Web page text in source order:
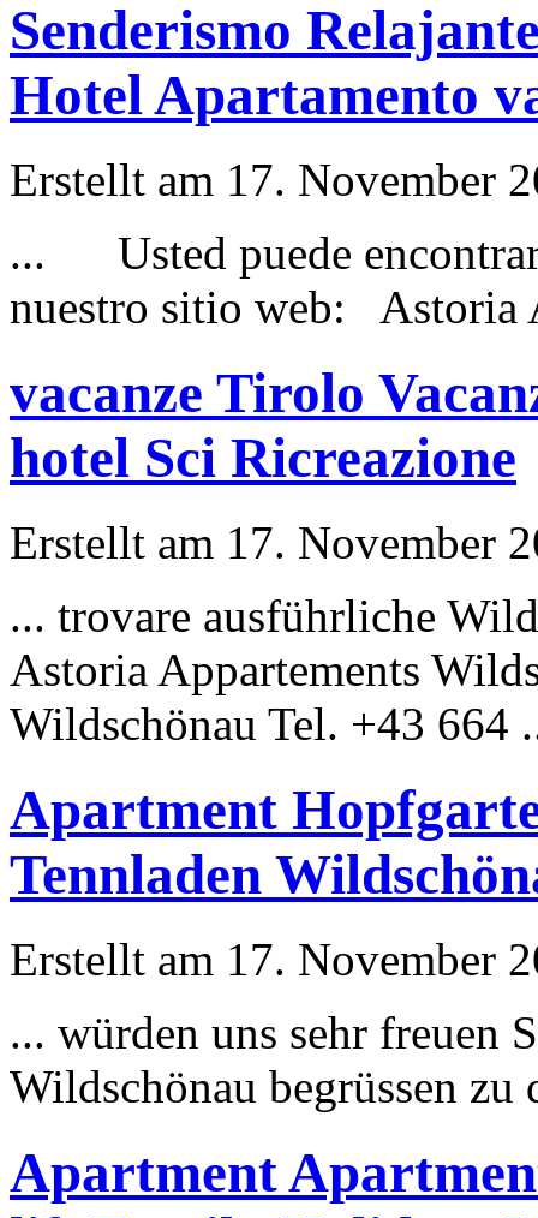
Senderismo
Hotel Apartamento
Erstellt am 17. November
... Usted puede
nuestro sitio web: Astoria
vacanze Tirolo
hotel Sci Ricreazione
Erstellt am 17. November
... trovare ausführliche
Astoria Appartements
Wildschönau Tel. +43 664
Apartment
Tennladen
Erstellt am 17. November
... würden uns sehr freuen
Wildschönau begrüssen
Apartment